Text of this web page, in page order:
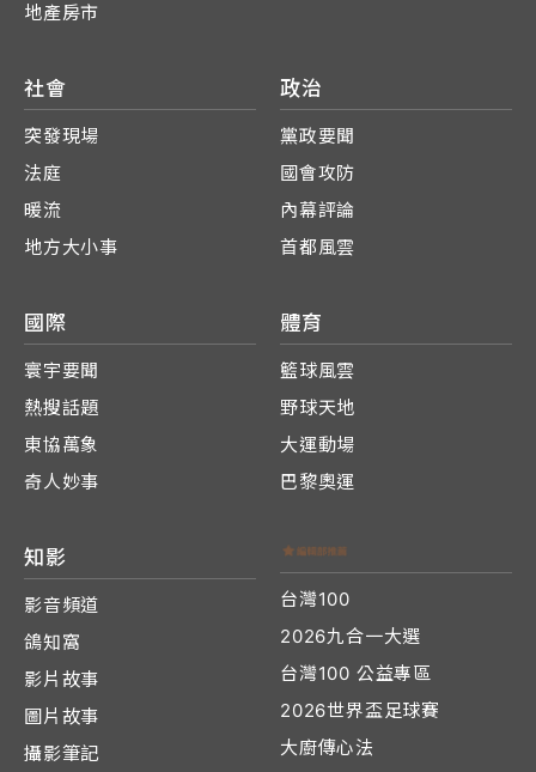
地產房市
社會
突發現場
法庭
暖流
地方大小事
政治
黨政要聞
國會攻防
內幕評論
首都風雲
國際
寰宇要聞
熱搜話題
東協萬象
奇人妙事
體育
籃球風雲
野球天地
大運動場
巴黎奧運
知影
影音頻道
鴿知窩
影片故事
圖片故事
攝影筆記
台灣100
2026九合一大選
台灣100 公益專區
2026世界盃足球賽
大廚傳心法